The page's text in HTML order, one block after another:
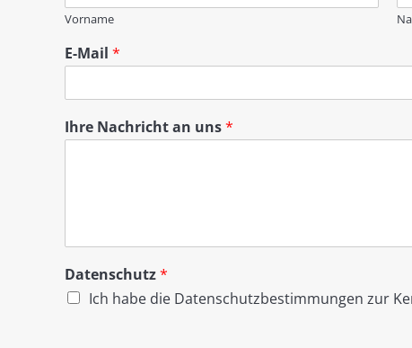
Vorname
E-Mail *
Ihre Nachricht an uns*
Datenschutz*
Ich habe die Datenschutzbestimmungen zur